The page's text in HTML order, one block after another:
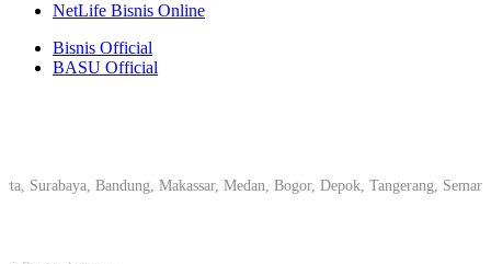
NetLife Bisnis Online
Bisnis Official
BASU Official
Bandung, Makassar, Medan, Bogor, Depok, Tangerang, Semarang,